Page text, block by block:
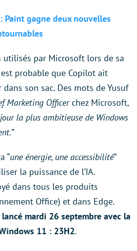
Paint gagne deux nouvelles
utilisés par Microsoft lors de sa
probable que Copilot ait
son sac. Des mots de Yusuf
Marketing Officerchez Microsoft,
la plus ambitieuse de Windows
”
“une énergie, une accessibilité”
la puissance de l’IA.
dans tous les produits
Office) et dans Edge.
mardi 26 septembre avec la
11 : 23H2.